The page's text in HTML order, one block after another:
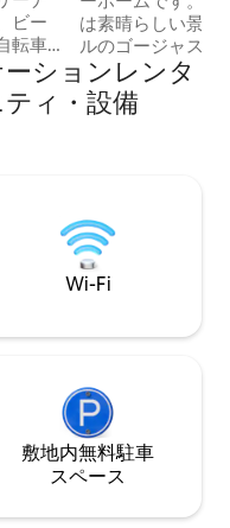
ビー
転車
ト、
ント
の遊
リ
豪
ユニ
は素晴らしい景色
ルのゴージャスな
アクセスできま
のピクニック、
トブルクメモリ
設備付きのバスル
チン。 高速Wi-Fi
たオープンプラン
グエリア。
ションレンタ
ィ・設備
Wi-Fi
敷地内無料駐⁠車
ス⁠ペ⁠ー⁠ス